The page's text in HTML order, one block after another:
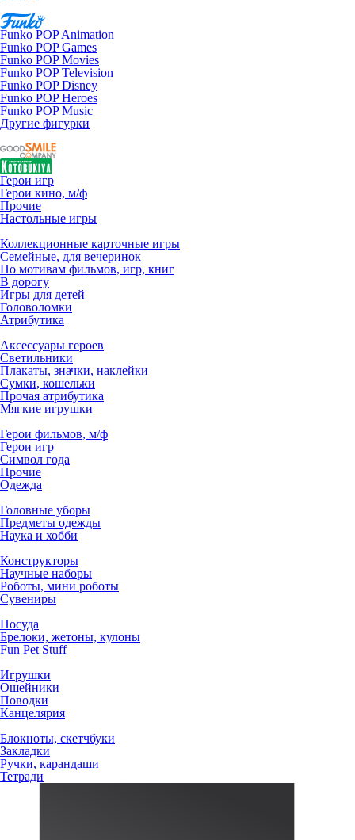
Funko POP Animation
Funko POP Games
Funko POP Movies
Funko POP Television
Funko POP Disney
Funko POP Heroes
Funko POP Music
Другие фигурки
Герои игр
Герои кино, м/ф
Прочие
Настольные игры
Коллекционные карточные игры
Семейные, для вечеринок
По мотивам фильмов, игр, книг
В дорогу
Игры для детей
Головоломки
Атрибутика
Аксессуары героев
Светильники
Плакаты, значки, наклейки
Сумки, кошельки
Прочая атрибутика
Мягкие игрушки
Герои фильмов, м/ф
Герои игр
Символ года
Прочие
Одежда
Головные уборы
Предметы одежды
Наука и хобби
Конструкторы
Научные наборы
Роботы, мини роботы
Сувениры
Посуда
Брелоки, жетоны, кулоны
Fun Pet Stuff
Игрушки
Ошейники
Поводки
Канцелярия
Блокноты, скетчбуки
Закладки
Ручки, карандаши
Тетради